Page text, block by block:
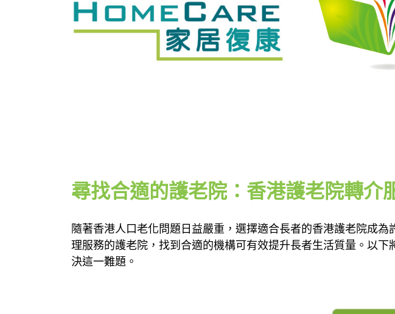
尋找合適的護老院：香港護老院轉介
隨著香港人口老化問題日益嚴重，選擇適合長者的香港護老院成
理服務的護老院，找到合適的機構可有效提升長者生活質量。以
決這一難題。